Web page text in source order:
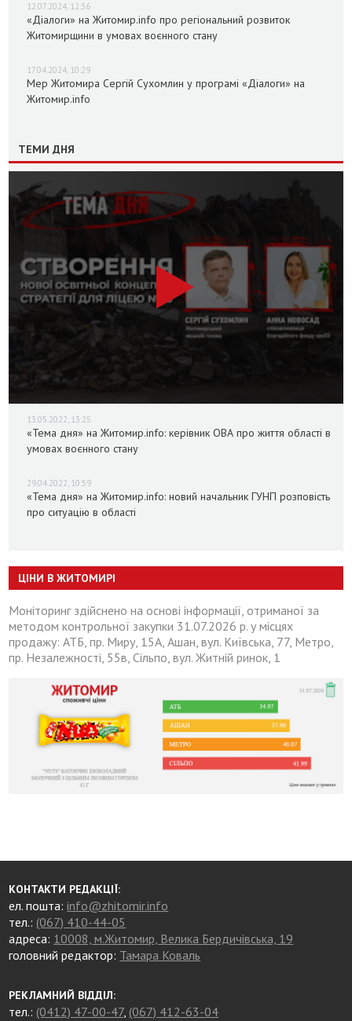
12.07.2024, 12:36
«Діалоги» на Житомир.info про регіональний розвиток
Житомирщини в умовах воєнного стану
17.04.2024, 10:29
Мер Житомира Сергій Сухомлин у програмі «Діалоги» на
Житомир.info
ТЕМИ ДНЯ
13.05.2022, 13:25
«Тема дня» на Житомир.info: керівник ОВА про життя області в
умовах воєнного стану
29.04.2022, 10:59
«Тема дня» на Житомир.info: новий начальник ГУНП розповість
про ситуацію в області
ЦІНИ В ЖИТОМИРІ
Моніторинг здійснено на основі інформації, отриманої за
методом контрольної закупки 31.07.2026 р. у місцях
продажу: АТБ, пр. Миру, 15А, Ашан, вул. Київська, 77, Метро,
пр. Незалежності, 55в, Сільпо, вул. Житній ринок, 1
КОНТАКТИ РЕДАКЦІЇ:
ел. пошта:info@zhitomir.info
тел.: (067) 410-44-05
адреса: 10008, м.Житомир, Велика Бердичівська, 19
головний редактор: Тамара Коваль
РЕКЛАМНИЙ ВІДДІЛ:
тел.: (0412) 47-00-47, (067) 412-63-04